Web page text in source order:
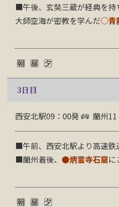
■午後、玄奘三蔵が経典を持
大師空海が密教を学んだ○青
3日目
西安北駅09：00発 蘭州
■午前、西安北駅より高速鉄
■蘭州着後、 ●炳霊寺石窟に